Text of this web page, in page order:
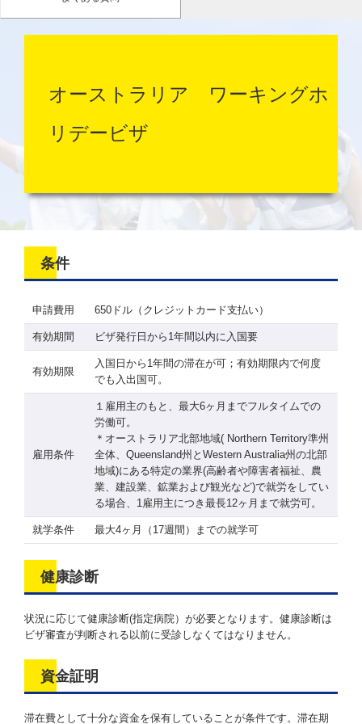
オーストラリア ワーキングホ
リデービザ
条件
申請費用 650ドル（クレジットカード支払い）
有効期間 ビザ発行日から1年間以内に入国要
有効期限
入国日から1年間の滞在が可；有効期限内で何度
でも入出国可。
雇用条件
１雇用主のもと、最大6ヶ月までフルタイムでの
労働可。
＊オーストラリア北部地域( Northern Territory準州
全体、Queensland州とWestern Australia州の北部
地域)にある特定の業界(高齢者や障害者福祉、農
業、建設業、鉱業および観光など)で就労をしてい
る場合、1雇用主につき最長12ヶ月まで就労可。
就学条件 最大4ヶ月（17週間）までの就学可
健康診断
状況に応じて健康診断(指定病院）が必要となります。健康診断は
ビザ審査が判断される以前に受診しなくてはなりません。
資金証明
滞在費として十分な資金を保有していることが条件です。滞在期